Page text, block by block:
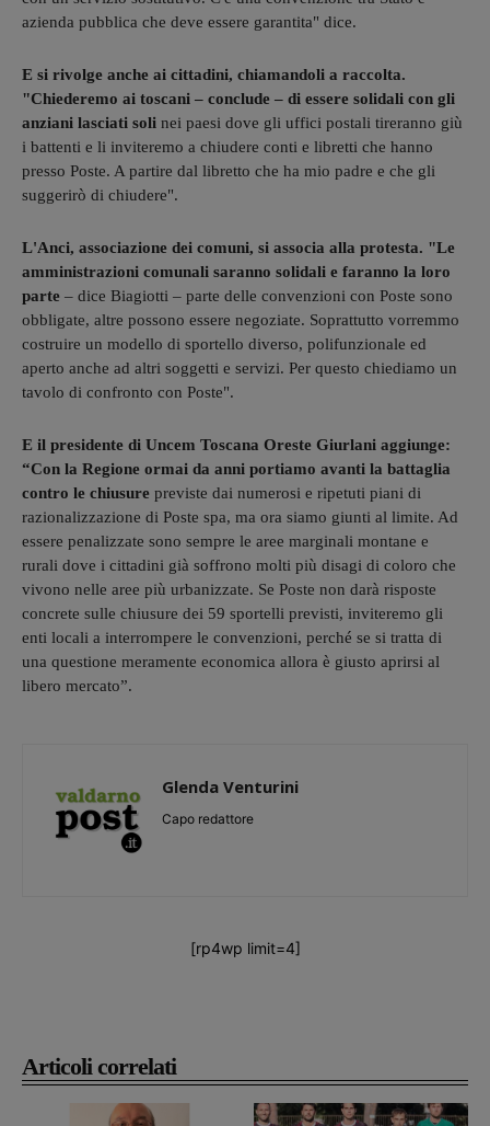
Articoli correlati
azienda pubblica che deve essere garantita" dice.
E si rivolge anche ai cittadini, chiamandoli a raccolta.
"Chiederemo ai toscani – conclude – di essere solidali con gli
anziani lasciati soli nei paesi dove gli uffici postali tireranno giù
i battenti e li inviteremo a chiudere conti e libretti che hanno
presso Poste. A partire dal libretto che ha mio padre e che gli
suggerirò di chiudere".
L'Anci, associazione dei comuni, si associa alla protesta. "Le
amministrazioni comunali saranno solidali e faranno la loro
parte – dice Biagiotti – parte delle convenzioni con Poste sono
obbligate, altre possono essere negoziate. Soprattutto vorremmo
costruire un modello di sportello diverso, polifunzionale ed
aperto anche ad altri soggetti e servizi. Per questo chiediamo un
tavolo di confronto con Poste".
E il presidente di Uncem Toscana Oreste Giurlani aggiunge:
“Con la Regione ormai da anni portiamo avanti la battaglia
contro le chiusure previste dai numerosi e ripetuti piani di
razionalizzazione di Poste spa, ma ora siamo giunti al limite. Ad
essere penalizzate sono sempre le aree marginali montane e
rurali dove i cittadini già soffrono molti più disagi di coloro che
vivono nelle aree più urbanizzate. Se Poste non darà risposte
concrete sulle chiusure dei 59 sportelli previsti, inviteremo gli
enti locali a interrompere le convenzioni, perché se si tratta di
una questione meramente economica allora è giusto aprirsi al
libero mercato”.
Glenda Venturini
Capo redattore
[rp4wp limit=4]